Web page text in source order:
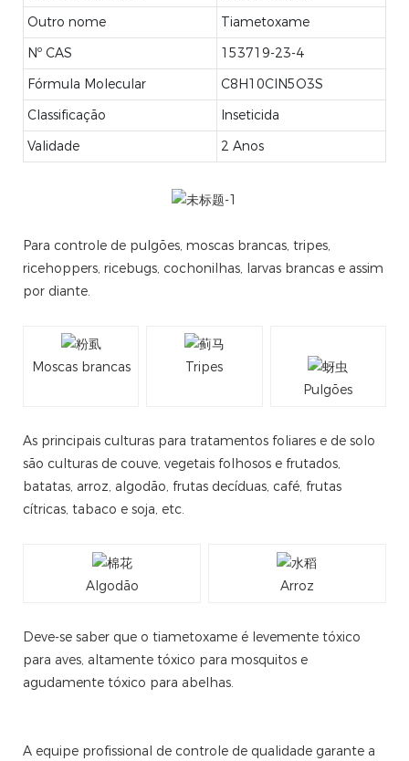
Outro nome
Tiametoxame
Nº CAS
153719-23-4
Fórmula Molecular
C8H10ClN5O3S
Classificação
Inseticida
Validade
2 Anos
Para controle de pulgões, moscas brancas, tripes,
ricehoppers, ricebugs, cochonilhas, larvas brancas e assim
por diante.
Moscas brancas
Tripes
Pulgões
As principais culturas para tratamentos foliares e de solo
são culturas de couve, vegetais folhosos e frutados,
batatas, arroz, algodão, frutas decíduas, café, frutas
cítricas, tabaco e soja, etc.
Algodão Arroz
Deve-se saber que o tiametoxame é levemente tóxico
para aves, altamente tóxico para mosquitos e
agudamente tóxico para abelhas.
A equipe profissional de controle de qualidade garante a